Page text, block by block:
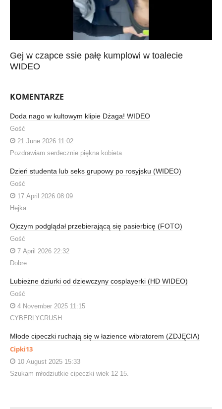
Gej w czapce ssie pałę kumplowi w toalecie
WIDEO
KOMENTARZE
Doda nago w kultowym klipie Dżaga! WIDEO
Gość
21 June 2026 11:02
Pozdrawiam serdecznie piękna kobieta
Dzień studenta lub seks grupowy po rosyjsku (WIDEO)
Gość
17 April 2026 08:09
Hejka
Ojczym podglądał przebierającą się pasierbicę (FOTO)
Gość
7 April 2026 22:32
Dobre
Lubieżne dziurki od dziewczyny cosplayerki (HD WIDEO)
Gość
4 November 2025 11:15
CYBERLYCRUSH
Młode cipeczki ruchają się w łazience wibratorem (ZDJĘCIA)
Cipki13
10 August 2025 15:33
Szukam młodziutkie cipeczki wiek 12 15.